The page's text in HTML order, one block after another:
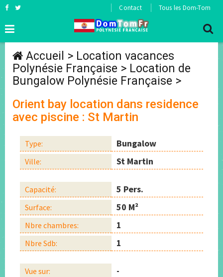
Contact Tous les Dom-Tom
Accueil > Location vacances
Polynésie Française > Location de
Bungalow Polynésie Française >
Orient bay location dans residence
avec piscine : St Martin
Type: Bungalow
Ville: St Martin
Capacité: 5 Pers.
Surface: 50 M²
Nbre chambres: 1
Nbre Sdb: 1
Vue sur: -